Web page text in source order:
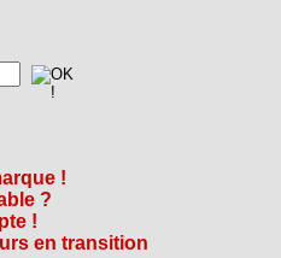
!
?
!
en transition